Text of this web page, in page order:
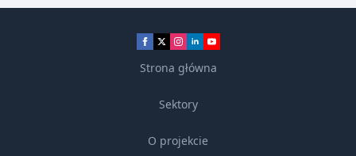
Strona główna
Sektory
O projekcie